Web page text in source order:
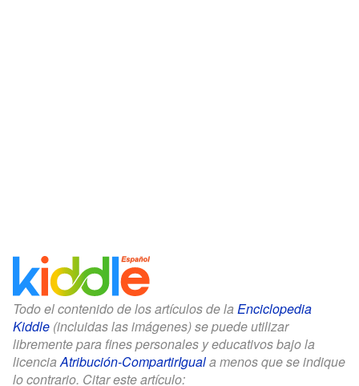
Todo el contenido de los artículos de la Enciclopedia
Kiddle (incluidas las imágenes) se puede utilizar
libremente para fines personales y educativos bajo la
licenciaAtribución-CompartirIguala menos que se indique
lo contrario. Citar este artículo: